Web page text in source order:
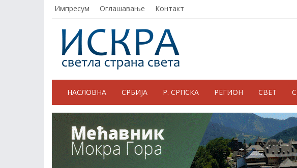
Импресум Оглашавање Контакт
НАСЛОВНА СРБИЈА Р. СРПСКА РЕГИОН СВЕТ